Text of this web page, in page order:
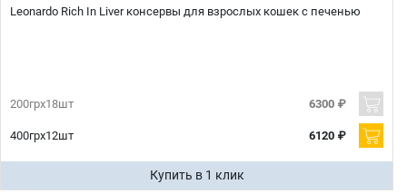
Leonardo Rich In Liver консервы для взрослых кошек с печенью
200грх18шт 6300 ₽
400грх12шт 6120 ₽
Купить в 1 клик